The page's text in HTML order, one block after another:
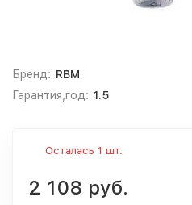
Бренд: RBM
Гарантия,год: 1.5
Осталась 1 шт.
2 108 руб.